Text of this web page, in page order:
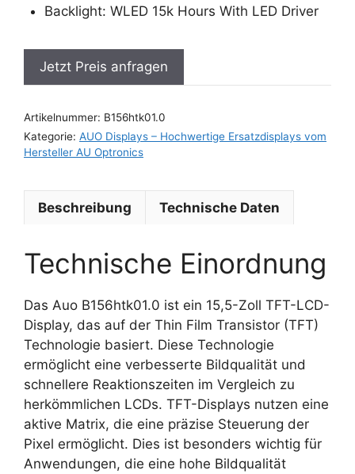
Backlight: WLED 15k Hours With LED Driver
Jetzt Preis anfragen
Artikelnummer: B156htk01.0
Kategorie: AUO Displays – Hochwertige Ersatzdisplays vom
Hersteller AU Optronics
Beschreibung Technische Daten
Technische Einordnung
Das Auo B156htk01.0 ist ein 15,5-Zoll TFT-LCD-
Display, das auf der Thin Film Transistor (TFT)
Technologie basiert. Diese Technologie
ermöglicht eine verbesserte Bildqualität und
schnellere Reaktionszeiten im Vergleich zu
herkömmlichen LCDs. TFT-Displays nutzen eine
aktive Matrix, die eine präzise Steuerung der
Pixel ermöglicht. Dies ist besonders wichtig für
Anwendungen, die eine hohe Bildqualität